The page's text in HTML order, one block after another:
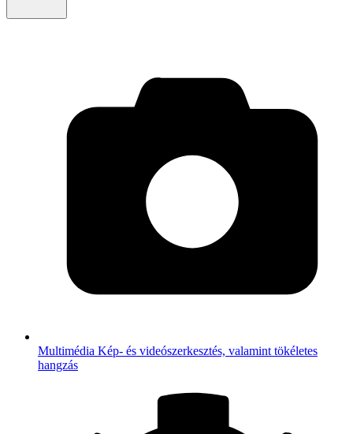
Multimédia Kép- és videószerkesztés, valamint tökéletes
hangzás